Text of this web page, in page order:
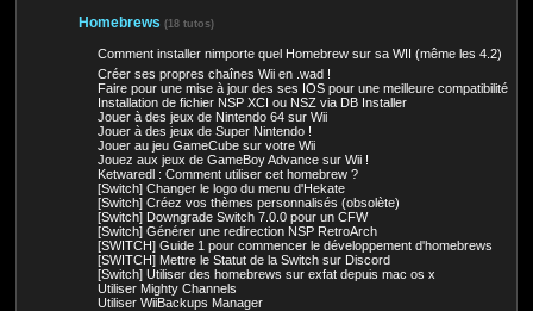
Homebrews (18 tutos)
Comment installer nimporte quel Homebrew sur sa WII (même les 4.2)
Créer ses propres chaînes Wii en .wad !
Faire pour une mise à jour des ses IOS pour une meilleure compatibilité
Installation de fichier NSP XCI ou NSZ via DB Installer
Jouer à des jeux de Nintendo 64 sur Wii
Jouer à des jeux de Super Nintendo !
Jouer au jeu GameCube sur votre Wii
Jouez aux jeux de GameBoy Advance sur Wii !
Ketwaredl : Comment utiliser cet homebrew ?
[Switch] Changer le logo du menu d'Hekate
[Switch] Créez vos thèmes personnalisés (obsolète)
[Switch] Downgrade Switch 7.0.0 pour un CFW
[Switch] Générer une redirection NSP RetroArch
[SWITCH] Guide 1 pour commencer le développement d'homebrews
[SWITCH] Mettre le Statut de la Switch sur Discord
[Switch] Utiliser des homebrews sur exfat depuis mac os x
Utiliser Mighty Channels
Utiliser WiiBackups Manager